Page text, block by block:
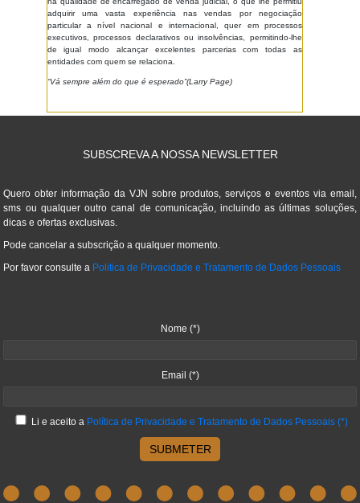
adquirir uma vasta experiência nas vendas por negociação
particular a nível nacional e internacional, quer em processos
executivos, processos declarativos ou insolvências, permitindo-lhe
de igual modo alcançar excelentes parcerias com todas as
entidades com quem se relaciona.
“Vá sempre além do que é esperado”(Larry Page)
SUBSCREVA A NOSSA NEWSLETTER
Quero obter informação da VJN sobre produtos, serviços e eventos via email,
sms ou qualquer outro canal de comunicação, incluindo as últimas soluções,
dicas e ofertas exclusivas.
Pode cancelar a subscrição a qualquer momento.
Por favor consulte a Politica de Privacidade e Tratamento de Dados Pessoais
Nome (*)
Email (*)
Li e aceito a Política de Privacidade e Tratamento de Dados Pessoais (*)
SUBMETER